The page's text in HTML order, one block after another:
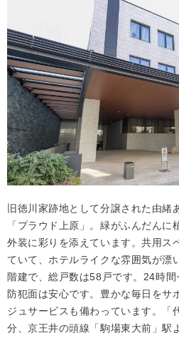
旧徳川家跡地として分譲された由緒
「プラウド上原」。緑がふんだん
外装に彩りを添えています。共用ス
ていて、ホテルライクな雰囲気が漂
階建で、総戸数は58戸です。24時
防犯面は安心です。豊かな毎日をサ
ジュサービスも備わっています。「
分、京王井の頭線「駒場東大前」駅